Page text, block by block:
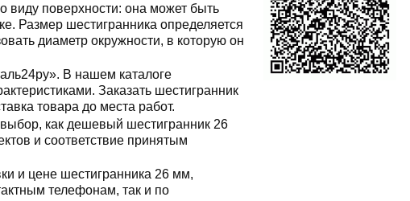
виду поверхности: она может быть
Размер шестигранника определяется
диаметр окружности, в которую он
В нашем каталоге
Заказать шестигранник
товара до места работ.
как дешевый шестигранник 26
и соответствие принятым
и цене шестигранника 26 мм,
телефонам, так и по